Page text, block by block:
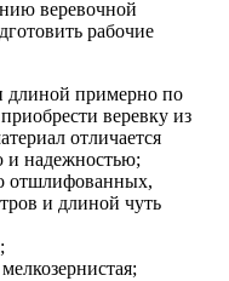
веревочной
рабочие
длиной примерно по
веревку из
отличается
и надежностью;
отшлифованных,
и длиной чуть